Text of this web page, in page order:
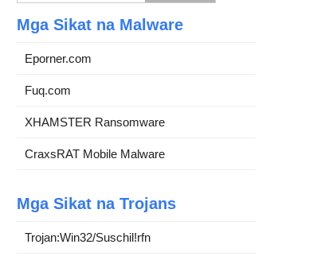
Mga Sikat na Malware
Eporner.com
Fuq.com
XHAMSTER Ransomware
CraxsRAT Mobile Malware
Mga Sikat na Trojans
Trojan:Win32/Suschil!rfn